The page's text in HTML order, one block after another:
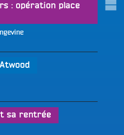
: opération place
sa rentrée